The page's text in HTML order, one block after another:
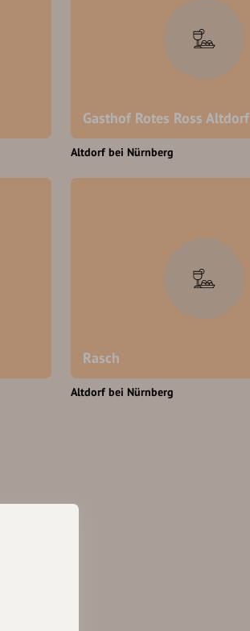
Gasthof Rotes Ross Altdorf
Altdorf bei Nürnberg
Rasch
Altdorf bei Nürnberg